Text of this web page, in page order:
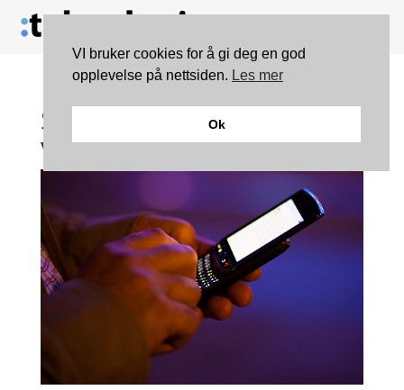
Studenter vil stoppe
voldtekter med ny app
VI bruker cookies for å gi deg en god
opplevelse på nettsiden. Les mer
Ok